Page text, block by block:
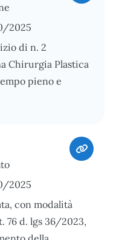
2025
di n. 2
Chirurgia Plastica
pieno e
2025
con modalità
76 d. lgs 36/2023,